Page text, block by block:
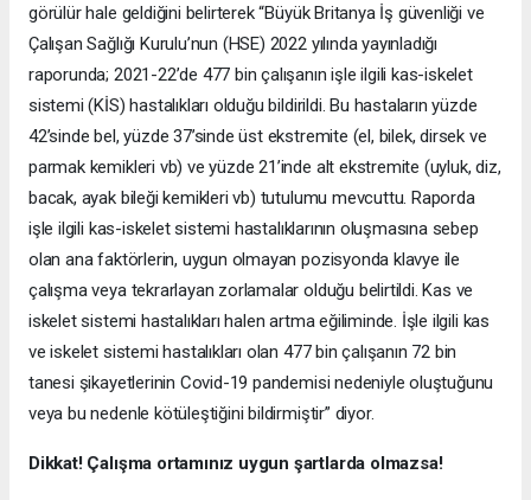
görülür hale geldiğini belirterek “Büyük Britanya İş güvenliği ve
Çalışan Sağlığı Kurulu’nun (HSE) 2022 yılında yayınladığı
raporunda; 2021-22’de 477 bin çalışanın işle ilgili kas-iskelet
sistemi (KİS) hastalıkları olduğu bildirildi. Bu hastaların yüzde
42’sinde bel, yüzde 37’sinde üst ekstremite (el, bilek, dirsek ve
parmak kemikleri vb) ve yüzde 21’inde alt ekstremite (uyluk, diz,
bacak, ayak bileği kemikleri vb) tutulumu mevcuttu. Raporda
işle ilgili kas-iskelet sistemi hastalıklarının oluşmasına sebep
olan ana faktörlerin, uygun olmayan pozisyonda klavye ile
çalışma veya tekrarlayan zorlamalar olduğu belirtildi. Kas ve
iskelet sistemi hastalıkları halen artma eğiliminde. İşle ilgili kas
ve iskelet sistemi hastalıkları olan 477 bin çalışanın 72 bin
tanesi şikayetlerinin Covid-19 pandemisi nedeniyle oluştuğunu
veya bu nedenle kötüleştiğini bildirmiştir” diyor.
Dikkat! Çalışma ortamınız uygun şartlarda olmazsa!